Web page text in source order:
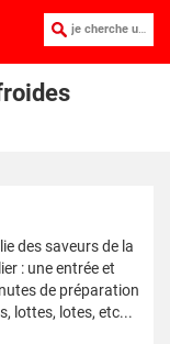
je cherche une recette :
des saveurs de la
: une entrée et
de préparation
lottes, lotes, etc...